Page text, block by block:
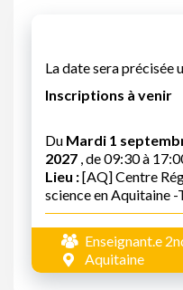
La date sera précisée
Inscriptions à venir
Du Mardi 1
2027 , de 09:30 à
Lieu :[AQ] Centre
science en Aquitaine -
Enseignant.e
Aquitaine